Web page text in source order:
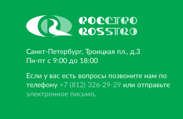
Санкт‐Петербург, Троицкая пл., д.3
Пн‐пт с 9:00 до 18:00
Если у вас есть вопросы позвоните нам по
телефону +7 (812) 326-29-29 или отправьте
электронное письмо.